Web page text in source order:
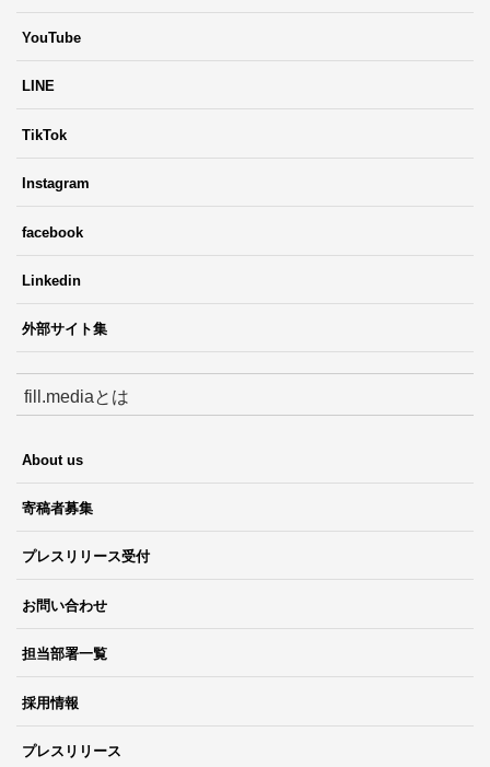
YouTube
LINE
TikTok
Instagram
facebook
Linkedin
外部サイト集
fill.mediaとは
About us
寄稿者募集
プレスリリース受付
お問い合わせ
担当部署一覧
採用情報
プレスリリース